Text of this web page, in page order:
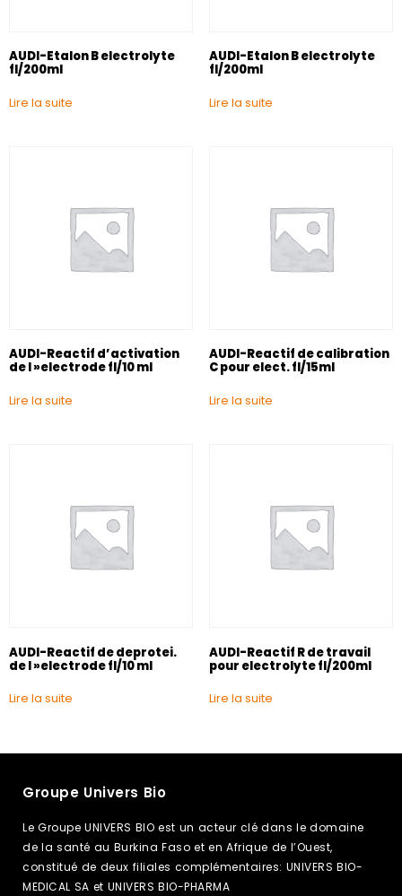
AUDI-Etalon B electrolyte
fl/200ml
Lire la suite
AUDI-Etalon B electrolyte
fl/200ml
Lire la suite
AUDI-Reactif d’activation
de l »electrode fl/10 ml
Lire la suite
AUDI-Reactif de calibration
C pour elect. fl/15ml
Lire la suite
AUDI-Reactif de deprotei.
de l »electrode fl/10 ml
Lire la suite
AUDI-Reactif R de travail
pour electrolyte fl/200ml
Lire la suite
Groupe Univers Bio
Le Groupe UNIVERS BIO est un acteur clé dans le domaine
de la santé au Burkina Faso et en Afrique de l’Ouest,
constitué de deux filiales complémentaires: UNIVERS BIO-
MEDICAL SA et UNIVERS BIO-PHARMA